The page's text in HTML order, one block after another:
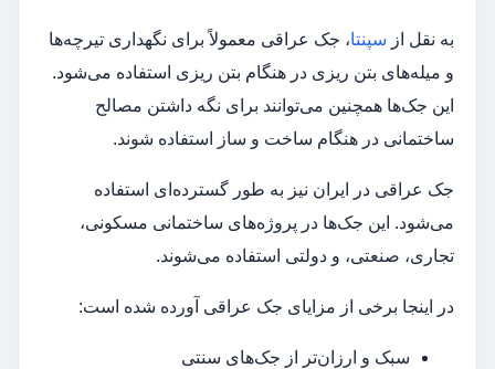
به نقل از سپنتا، جک عراقی معمولاً برای نگهداری تیرچه‌ها
و میله‌های بتن ریزی در هنگام بتن ریزی استفاده می‌شود.
این جک‌ها همچنین می‌توانند برای نگه داشتن مصالح
ساختمانی در هنگام ساخت و ساز استفاده شوند.
جک عراقی در ایران نیز به طور گسترده‌ای استفاده
می‌شود. این جک‌ها در پروژه‌های ساختمانی مسکونی،
تجاری، صنعتی، و دولتی استفاده می‌شوند.
در اینجا برخی از مزایای جک عراقی آورده شده است:
سبک و ارزان‌تر از جک‌های سنتی